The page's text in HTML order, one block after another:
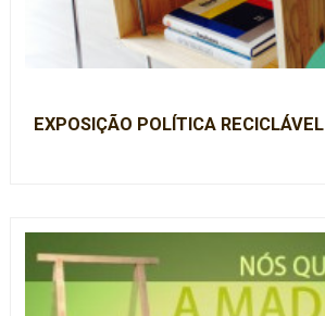
EXPOSIÇÃO POLÍTICA RECICLÁVEL